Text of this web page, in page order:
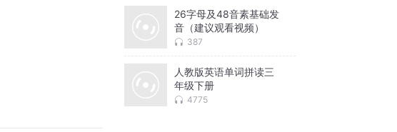
26字母及48音素基础发
音（建议观看视频）
387
人教版英语单词拼读三
年级下册
4775